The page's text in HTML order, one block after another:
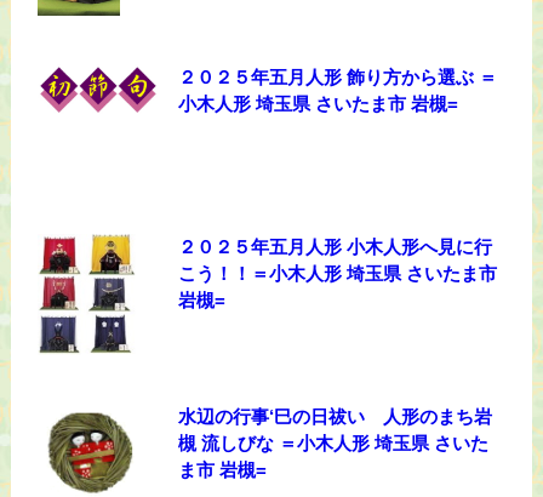
２０２５年五月人形 飾り方から選ぶ ＝
小木人形 埼玉県 さいたま市 岩槻=
２０２５年五月人形 小木人形へ見に行
こう！！＝小木人形 埼玉県 さいたま市
岩槻=
水辺の行事‘巳の日祓い 人形のまち岩
槻 流しびな ＝小木人形 埼玉県 さいた
ま市 岩槻=